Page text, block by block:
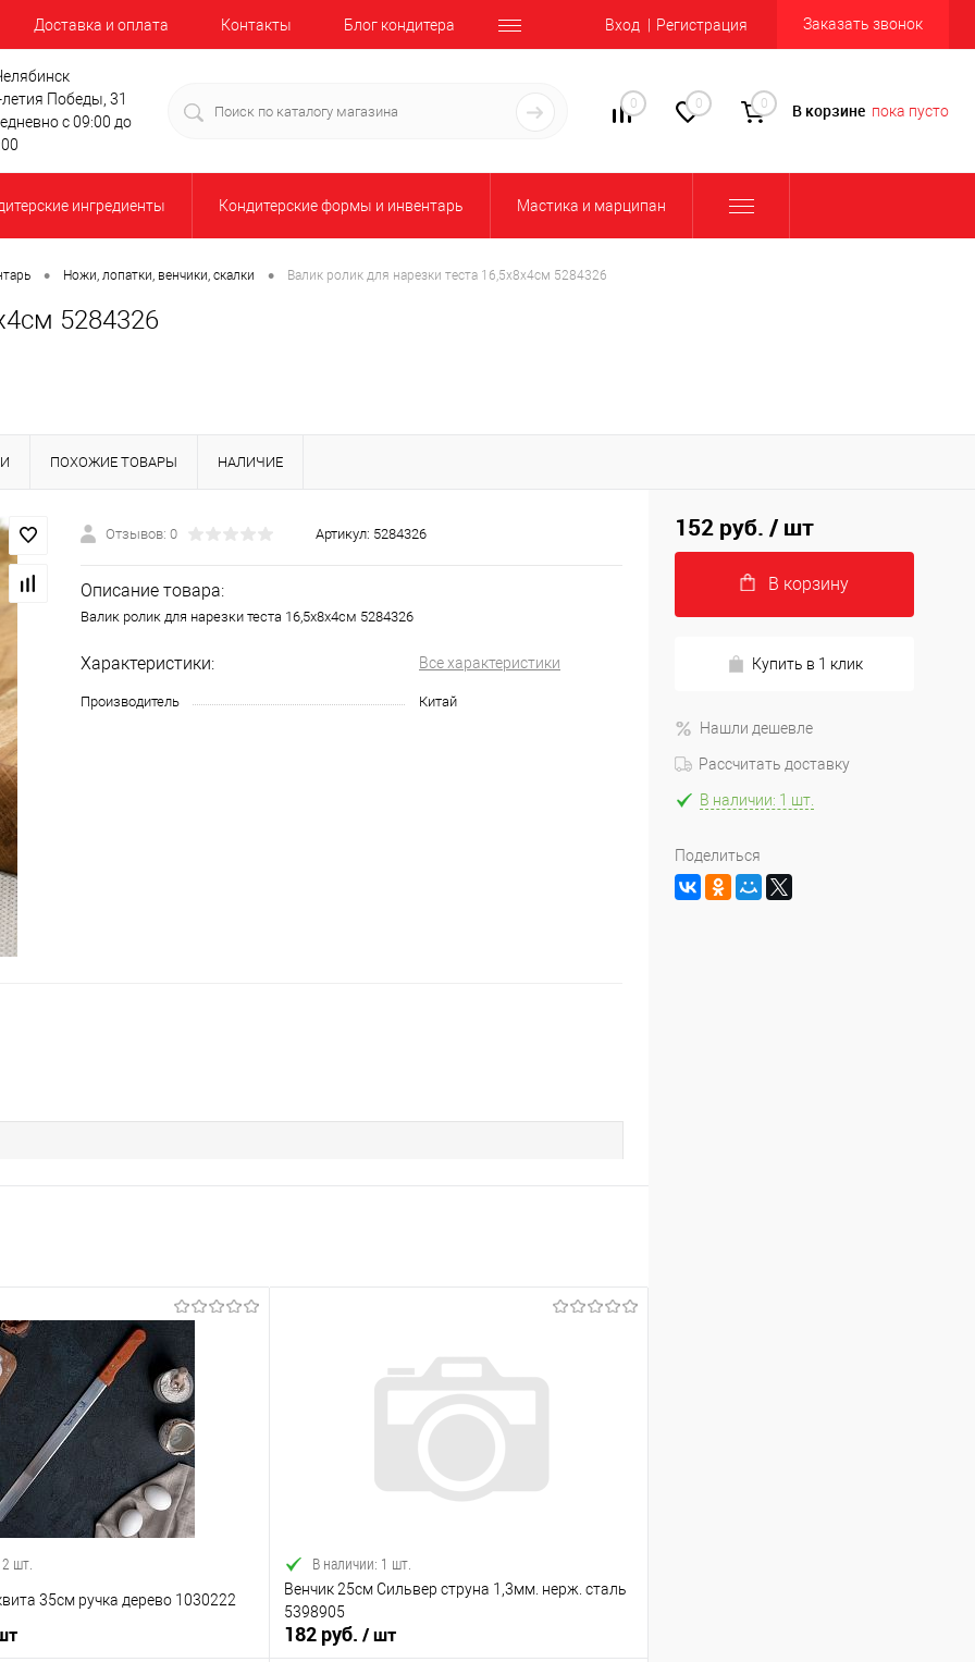
Доставка и оплата Контакты Блог кондитера Вход Регистрация Заказать звонок
Победы, 31
с 09:00 до
0 0 0 В корзине пока пусто
ингредиенты Кондитерские формы и инвентарь Мастика и марципан
• Ножи, лопатки, венчики, скалки • Валик ролик для нарезки теста 16,5х8х4см 5284326
5284326
ПОХОЖИЕ ТОВАРЫ НАЛИЧИЕ
Отзывов: 0 Артикул: 5284326
Описание товара:
Валик ролик для нарезки теста 16,5х8х4см 5284326
Характеристики: Все характеристики
Производитель Китай
шт.
35см ручка дерево 1030222
В наличии: 1 шт.
Венчик 25см Сильвер струна 1,3мм. нерж. сталь
5398905
182 руб. / шт
152 руб. / шт
В корзину
Купить в 1 клик
Нашли дешевле
Рассчитать доставку
В наличии: 1 шт.
Поделиться